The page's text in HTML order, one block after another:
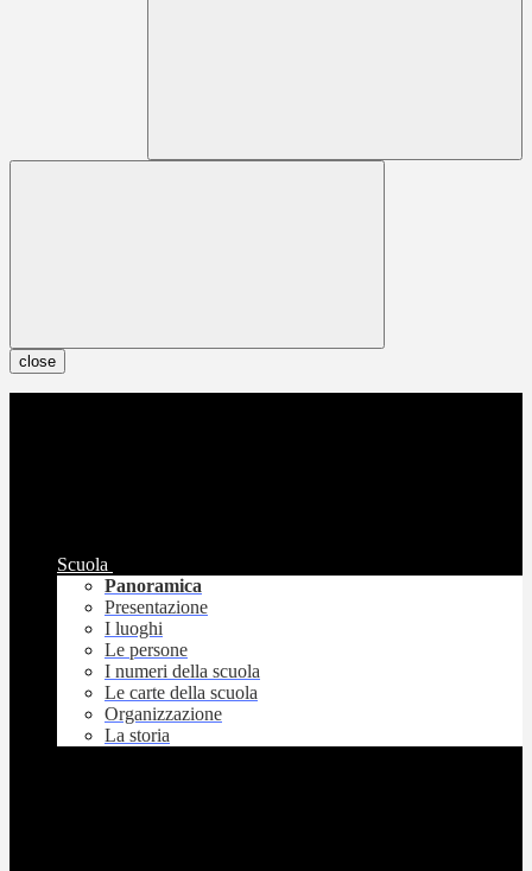
close
Scuola
Panoramica
Presentazione
I luoghi
Le persone
I numeri della scuola
Le carte della scuola
Organizzazione
La storia